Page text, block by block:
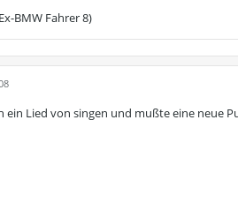
BMW Fahrer 8)
ein Lied von singen und mußte eine neue